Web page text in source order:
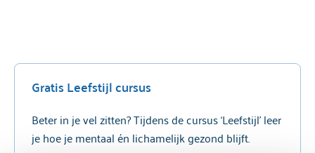
Gratis Leefstijl cursus
Beter in je vel zitten? Tijdens de cursus ‘Leefstijl’ leer
je hoe je mentaal én lichamelijk gezond blijft.